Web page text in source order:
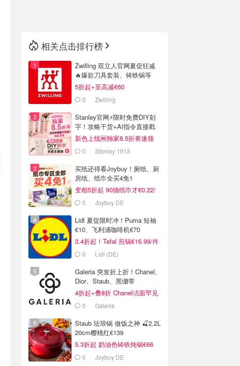
相关点击排行榜
Zwilling 双立人官网夏促狂减
🔥爆款刀具套装、铸铁锅等
5折起+至高减€60
0 Zwilling
Stanley官网⚡️限时免费DIY刻
字！攻略干货+AI指令直接戳
新色上线🆓独家8.5折劵速领
0 Stanley 1913
买纸还得看Joybuy！厕纸、厨
房纸、纸巾全买4免1
变相5折起 90抽纸巾才€0.22/
包 0 Joybuy DE
Lidl 夏促限时冲！Puma 短袖
€10、飞利浦咖啡机€70
3.4折起！Tefal 煎锅€16.99/件
0 Lidl (DE)
Galeria 突发折上折！Chanel、
Dior、Staub、黑绷带
4折起+叠8折 Chanel洁面罕见
€430 Galeria
Staub 珐琅锅 做饭之神 🍒2.2L
20cm樱桃红€139
5.3折起 奶油色铸铁炖锅€66
0 Joybuy DE